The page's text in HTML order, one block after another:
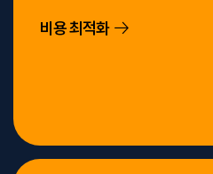
비용 최적화